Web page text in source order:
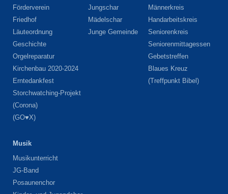
Förderverein
Friedhof
Läuteordnung
Geschichte
Orgelreparatur
Kirchenbau 2020-2024
Erntedankfest
Storchwatching-Projekt
(Corona)
(GO♥X)
Jungschar
Mädelschar
Junge Gemeinde
Männerkreis
Handarbeitskreis
Seniorenkreis
Seniorenmittagessen
Gebetstreffen
Blaues Kreuz
(Treffpunkt Bibel)
Musik
Musikunterricht
JG-Band
Posaunenchor